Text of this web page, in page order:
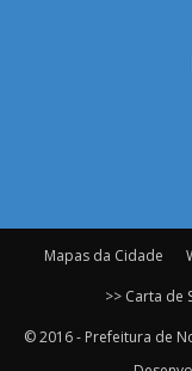
Mapas da Cidade
>> Carta de
© 2016 - Prefeitura de